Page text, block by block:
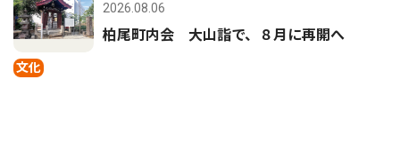
文化
2026.08.06
柏尾町内会 大山詣で、８月に再開へ